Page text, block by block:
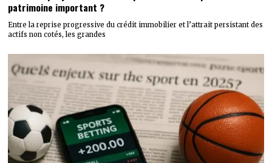
patrimoine important ?
Entre la reprise progressive du crédit immobilier et l’attrait persistant des
actifs non cotés, les grandes